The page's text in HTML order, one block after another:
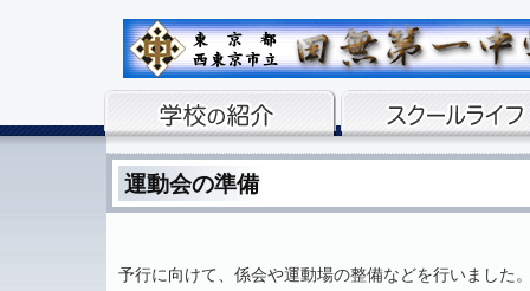
運動会の準備
予行に向けて、係会や運動場の整備などを行いました